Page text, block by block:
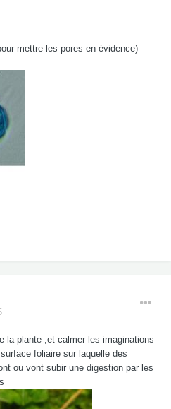
mettre les pores en évidence)
la plante ,et calmer les imaginations
foliaire sur laquelle des
ou vont subir une digestion par les